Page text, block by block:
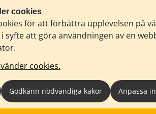
cookies
för att förbättra upplevelsen på
syfte att göra användningen av en
cookies.
Godkänn nödvändiga kakor Anpassa